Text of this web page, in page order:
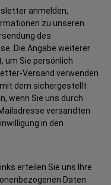
anmelden,
zu unseren
des
Die Angabe weiterer
um Sie persönlich
Versand verwenden
dem sichergestellt
wenn Sie uns durch
versandten
in den
erteilen Sie uns Ihre
Daten